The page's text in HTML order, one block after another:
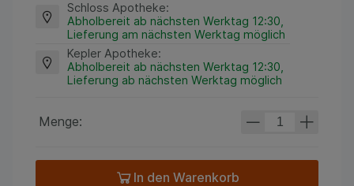
Schloss Apotheke:
Abholbereit ab nächsten Werktag 12:30,
Lieferung am nächsten Werktag möglich
Kepler Apotheke:
Abholbereit ab nächsten Werktag 12:30,
Lieferung ab nächsten Werktag möglich
Menge:
In den Warenkorb